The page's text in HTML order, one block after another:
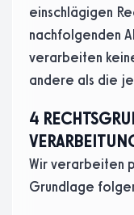
einschlägigen
nachfolgenden
verarbeiten
andere als die
4
Wir verarbeiten
Grundlage